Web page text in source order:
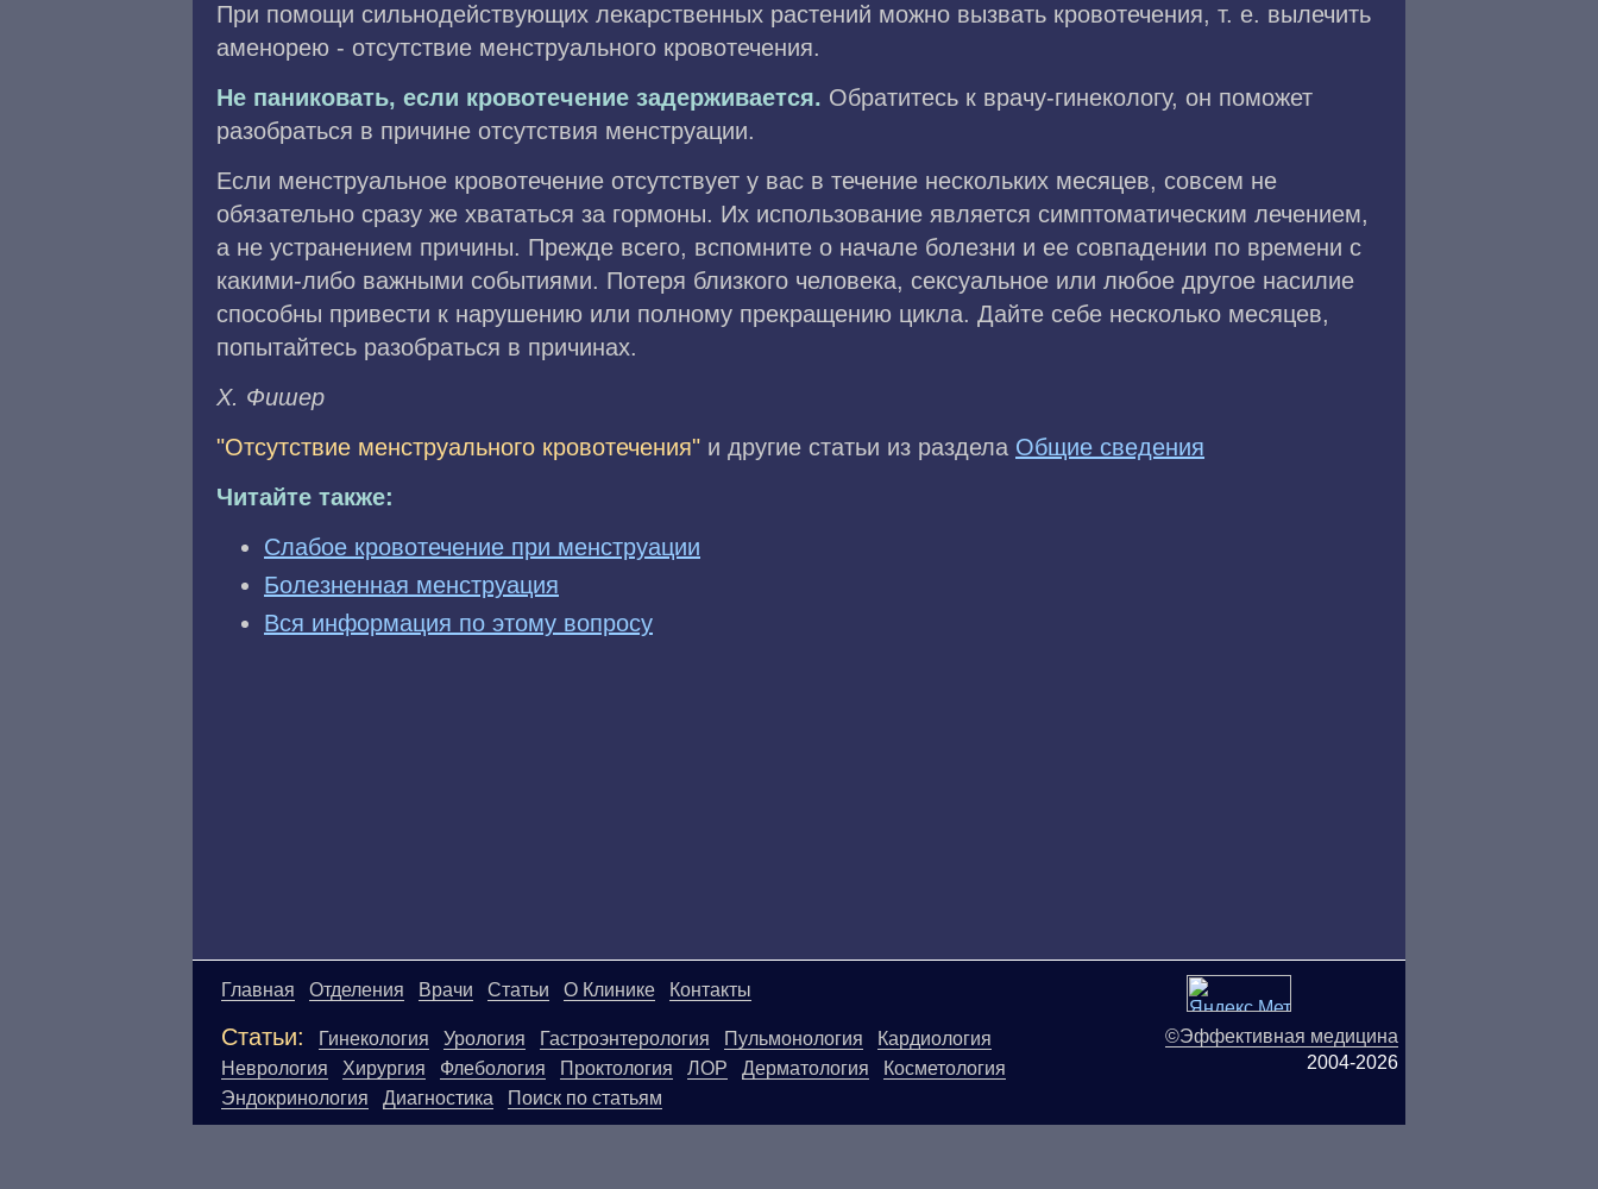
При помощи сильнодействующих лекарственных растений можно вызвать кровотечения, т. е. вылечить
аменорею - отсутствие менструального кровотечения.
Не паниковать, если кровотечение задерживается. Обратитесь к врачу-гинекологу, он поможет
разобраться в причине отсутствия менструации.
Если менструальное кровотечение отсутствует у вас в течение нескольких месяцев, совсем не
обязательно сразу же хвататься за гормоны. Их использование является симптоматическим лечением,
а не устранением причины. Прежде всего, вспомните о начале болезни и ее совпадении по времени с
какими-либо важными событиями. Потеря близкого человека, сексуальное или любое другое насилие
способны привести к нарушению или полному прекращению цикла. Дайте себе несколько месяцев,
попытайтесь разобраться в причинах.
X. Фишep
"Отсутствие менструального кровотечения" и другие статьи из раздела Общие сведения
Читайте также:
Слабое кровотечение при менструации
Болезненная менструация
Вся информация по этому вопросу
Главная Отделения Врачи Статьи О Клинике Контакты
Статьи: Гинекология Урология Гастроэнтерология Пульмонология
Кардиология
Неврология
Хирургия Флебология Проктология ЛОР Дерматология
Косметология
Эндокринология
Диагностика Поиск по статьям
©Эффективная медицина
2004-2026